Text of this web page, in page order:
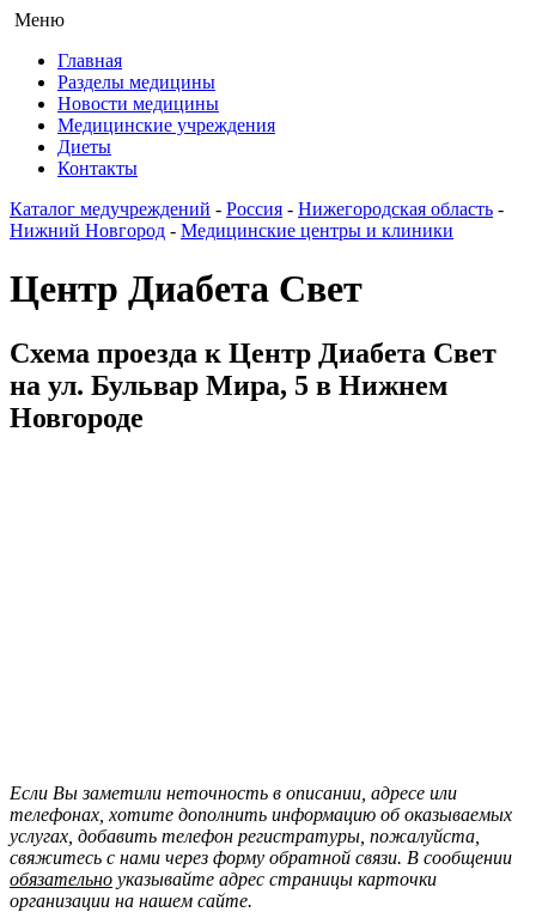
Меню
Главная
Разделы медицины
Новости медицины
Медицинские учреждения
Диеты
Контакты
Каталог медучреждений - Россия - Нижегородская область -
Нижний Новгород - Медицинские центры и клиники
Центр Диабета Свет
Схема проезда к Центр Диабета Свет
на ул. Бульвар Мира, 5 в Нижнем
Новгороде
Если Вы заметили неточность в описании, адресе или
телефонах, хотите дополнить информацию об оказываемых
услугах, добавить телефон регистратуры, пожалуйста,
свяжитесь с нами через форму обратной связи. В сообщении
обязательно указывайте адрес страницы карточки
организации на нашем сайте.